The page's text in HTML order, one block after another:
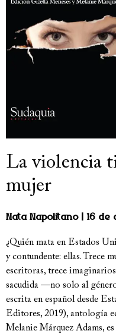
La violencia
mujer
Nata Napolitano 16 de
¿Quién mata en Estados
y contundente: ellas. Trece
escritoras, trece
sacudida —no solo al
escrita en español desde
Editores, 2019), antología
Melanie Márquez Adams,